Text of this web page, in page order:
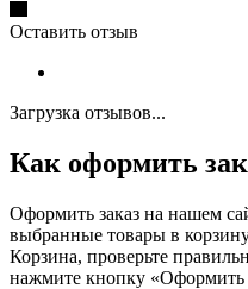
Оставить отзыв
Загрузка отзывов...
Как оформить
Оформить заказ на нашем
выбранные товары в
Корзина, проверьте
нажмите кнопку «Оформить